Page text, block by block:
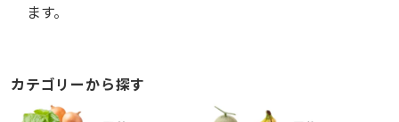
ます。
カテゴリーから探す